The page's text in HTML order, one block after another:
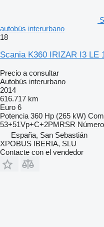
autobús interurbano
18
Scania K360 IRIZAR I3 LE
Precio a consultar
Autobús interurbano
2014
616.717 km
Euro 6
Potencia 360 Hp (265 kW)
53+51Vp+C+2PMRSR
España, San Sebastián
XPOBUS IBERIA, SLU
Contacte con el vendedor